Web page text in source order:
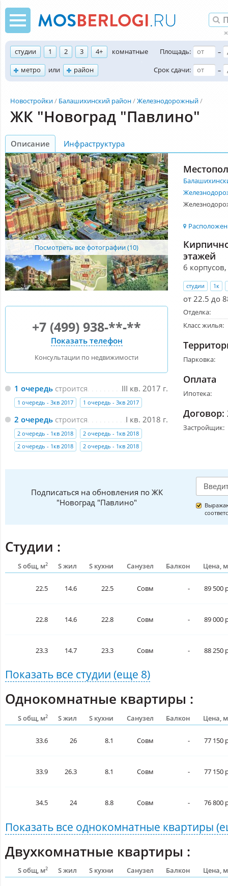
студии 1 2 3 4+
комнатные
метро
или район
Площадь:
–
Срок сдачи:
–
Новостройки Балашихинский район Железнодорожный
ЖК "Новоград "Павлино"
Описание Инфраструктура
Посмотреть все фотографии (10)
+7 (499) 938-**-**
Показать телефон
Консультации по недвижимости
III кв. 2017 г.
1 очередь строится
1 очередь - 3кв 2017 1 очередь - 3кв 2017
I кв. 2018 г.
2 очередь строится
2 очередь - 1кв 2018
2 очередь - 1кв 2018
2 очередь - 1кв 2018
2 очередь - 1кв 2018
этажей
6
студии 1к
от 22.5 до
Отделка:
Класс жилья:
Парковка:
Оплата
Ипотека:
Договор:
Застройщик:
Подписаться на обновления по ЖК
"Новоград "Павлино"
Студии :
S общ, м2 S жил S кухни Санузел Балкон Цена, м
22.5 14.6 22.5 Совм - 89 500
22.8 14.6 22.8 Совм - 89 000
23.3 14.7 23.3 Совм - 88 250
Показать все студии (еще 8)
Однокомнатные квартиры :
S общ, м2 S жил S кухни Санузел Балкон Цена, м
33.6 26 8.1 Совм - 77 150
33.9 26.3 8.1 Совм - 77 150
34.5 24 8.8 Совм - 76 800
Показать все однокомнатные квартиры
Двухкомнатные квартиры :
S общ, м2 S жил S кухни Санузел Балкон Цена, м